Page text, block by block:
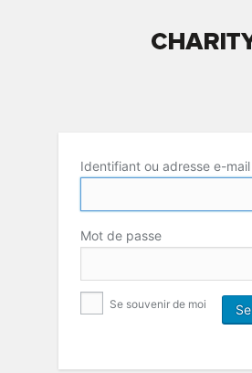
Identifiant ou adresse e-mail
Mot de passe
Se souvenir de moi